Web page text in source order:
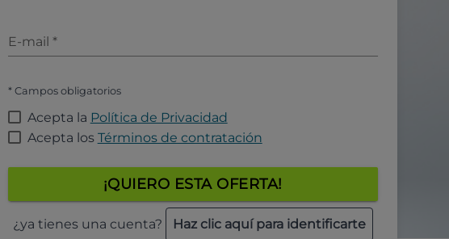
E-mail *
* Campos obligatorios
Acepta la Política de Privacidad
Acepta los Términos de contratación
¡QUIERO ESTA OFERTA!
¿ya tienes una cuenta? Haz clic aquí para identificarte